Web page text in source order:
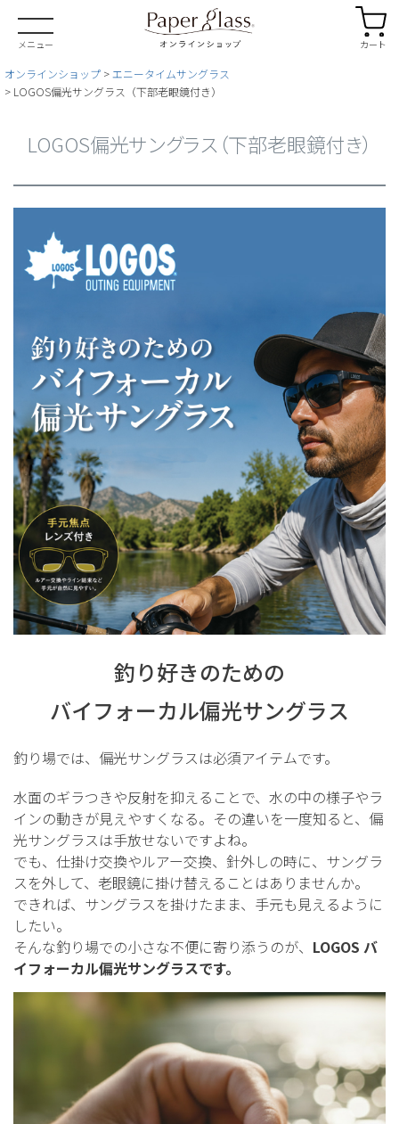
メニュー カート
オンラインショップ
エニータイムサングラス
LOGOS偏光サングラス（下部老眼鏡付き）
LOGOS偏光サングラス（下部老眼鏡付き）
釣り好きのための
バイフォーカル偏光サングラス
釣り場では、偏光サングラスは必須アイテムです。
水面のギラつきや反射を抑えることで、水の中の様子やラ
インの動きが見えやすくなる。その違いを一度知ると、偏
光サングラスは手放せないですよね。
でも、仕掛け交換やルアー交換、針外しの時に、サングラ
スを外して、老眼鏡に掛け替えることはありませんか。
できれば、サングラスを掛けたまま、手元も見えるように
したい。
そんな釣り場での小さな不便に寄り添うのが、 LOGOS バ
イフォーカル偏光サングラスです。